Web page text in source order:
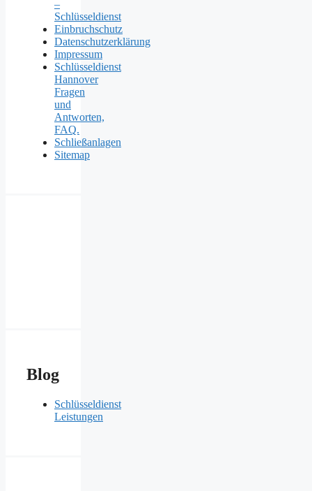
–
Schlüsseldienst
Einbruchschutz
Datenschutzerklärung
Impressum
Schlüsseldienst
Hannover
Fragen
und
Antworten,
FAQ.
Schließanlagen
Sitemap
Blog
Schlüsseldienst
Leistungen